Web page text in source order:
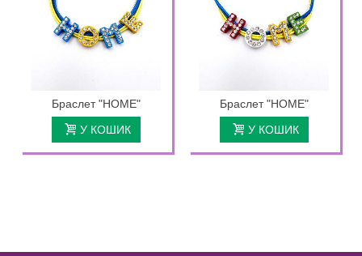
Браслет "HOME"
У КОШИК
Браслет "HOME"
У КОШИК